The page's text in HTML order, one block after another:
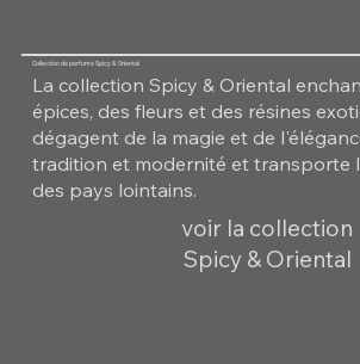
Collection de parfums Spicy & Oriental
La collection Spicy & Oriental
épices, des fleurs et des résines
dégagent de la magie et de
tradition et modernité et transporte
des pays lointains.
voir la collection
Spicy & Oriental